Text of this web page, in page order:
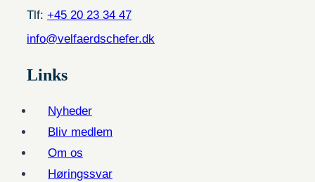
Tlf: +45 20 23 34 47
info@velfaerdschefer.dk
Links
Nyheder
Bliv medlem
Om os
Høringssvar